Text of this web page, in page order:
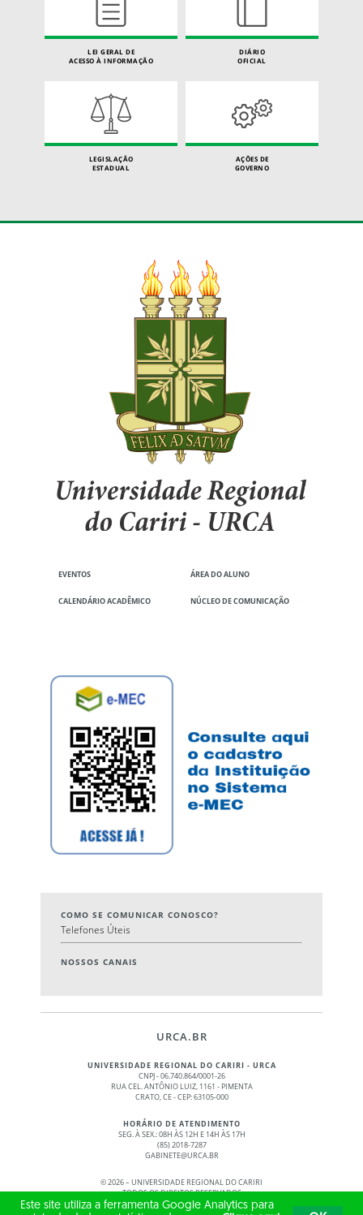
LEI GERAL DE
ACESSO À INFORMAÇÃO
DIÁRIO
OFICIAL
LEGISLAÇÃO
ESTADUAL
AÇÕES DE
GOVERNO
EVENTOS ÁREA DO ALUNO
CALENDÁRIO ACADÊMICO NÚCLEO DE COMUNICAÇÃO
COMO SE COMUNICAR CONOSCO?
Telefones Úteis
NOSSOS CANAIS
URCA.BR
UNIVERSIDADE REGIONAL DO CARIRI - URCA
CNPJ - 06.740.864/0001-26
RUA CEL. ANTÔNIO LUIZ, 1161 - PIMENTA
CRATO, CE - CEP: 63105-000
HORÁRIO DE ATENDIMENTO
SEG. À SEX.: 08H ÀS 12H E 14H ÀS 17H
(85) 2018-7287
GABINETE@URCA.BR
©2026 – UNIVERSIDADE REGIONAL DO CARIRI
TODOS OS DIREITOS RESERVADOS
Este site utiliza a ferramenta Google Analytics para